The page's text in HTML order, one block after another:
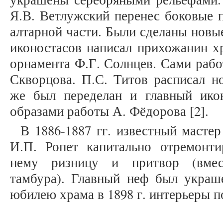
Я.В. Ветлужский перенес боковые
алтарной части. Были сделаны
иконостасов написал прихожанин
орнамента Ф.Г. Солнцев. Сами
Скворцова. П.С. Титов расписал
же был переделан и главный
образами работы А. Фёдорова [2].
В 1886-1887 гг. известный
И.П. Ропет капитально
нему ризницу и притвор
тамбура). Главный неф был
юбилею храма в 1898 г. интерьеры